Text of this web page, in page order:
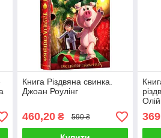
Книга Різдвяна свинка.
Джоан Роулінг
460,20₴ 590 ₴ 369